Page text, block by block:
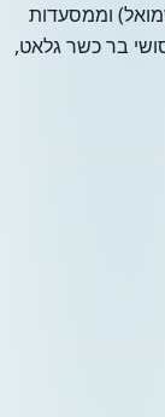
וממסעדות
בר כשר גלאט,